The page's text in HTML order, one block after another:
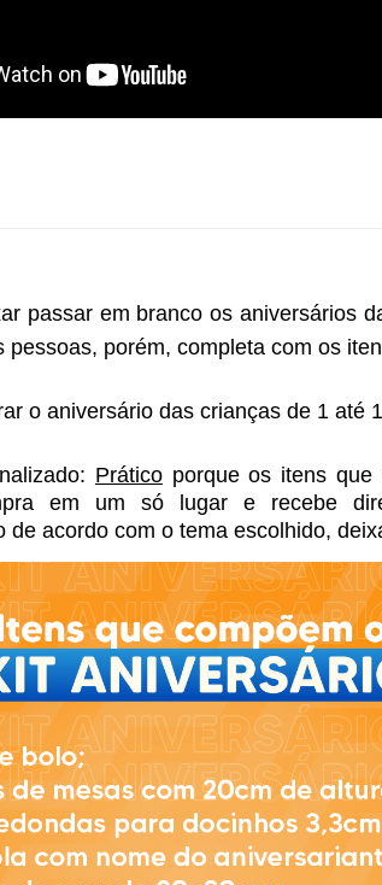
passar em branco os aniversários
porém, completa com os
o aniversário das crianças de 1 até
Prático porque os itens que
em um só lugar e recebe
acordo com o tema escolhido,